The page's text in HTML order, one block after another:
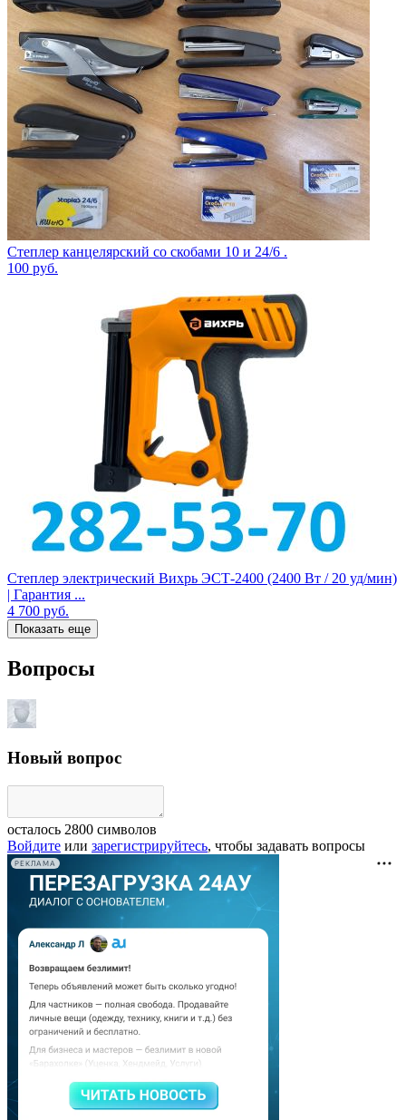
Степлер канцелярский со скобами 10 и 24/6 .
100 руб.
Степлер электрический Вихрь ЭСТ-2400 (2400 Вт / 20 уд/мин)
| Гарантия ...
4 700 руб.
Показать еще
Вопросы
Новый вопрос
осталось 2800 символов
Войдите или зарегистрируйтесь, чтобы задавать вопросы
РЕКЛАМА